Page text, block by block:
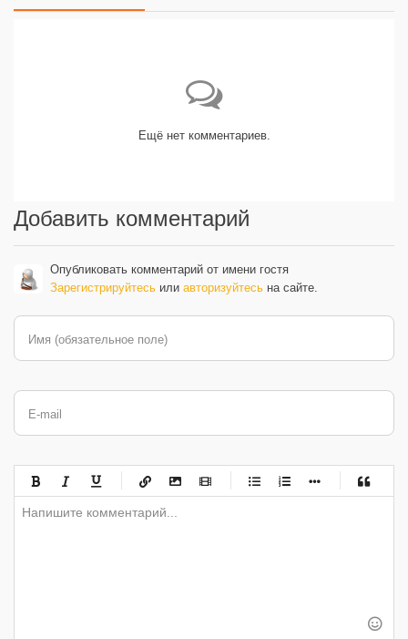
Ещё нет комментариев.
Добавить комментарий
Опубликовать комментарий от имени гостя
Зарегистрируйтесь или авторизуйтесь на сайте.
Имя (обязательное поле)
E-mail
-
-
-